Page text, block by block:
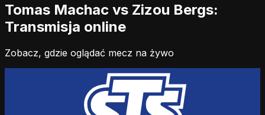
Tomas Machac vs Zizou Bergs:
Transmisja online
Zobacz, gdzie oglądać mecz na żywo